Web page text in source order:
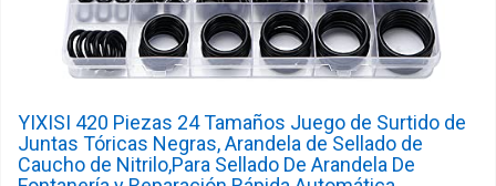
YIXISI 420 Piezas 24 Tamaños Juego de Surtido de
Juntas Tóricas Negras, Arandela de Sellado de
Caucho de Nitrilo,Para Sellado De Arandela De